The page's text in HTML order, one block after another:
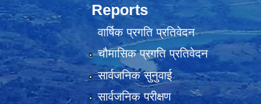
Reports
वार्षिक प्रगति प्रतिवेदन
चौमासिक प्रगति प्रतिवेदन
सार्वजनिक सुनुवाई
सार्वजनिक परीक्षण